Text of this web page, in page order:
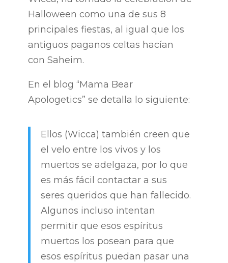
Halloween como una de sus 8
principales fiestas, al igual que los
antiguos paganos celtas hacían
con Saheim.
En el blog “Mama Bear
Apologetics” se detalla lo siguiente:
Ellos (Wicca) también creen que
el velo entre los vivos y los
muertos se adelgaza, por lo que
es más fácil contactar a sus
seres queridos que han fallecido.
Algunos incluso intentan
permitir que esos espíritus
muertos los posean para que
esos espíritus puedan pasar una